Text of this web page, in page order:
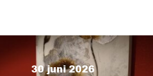
30 juni 2026